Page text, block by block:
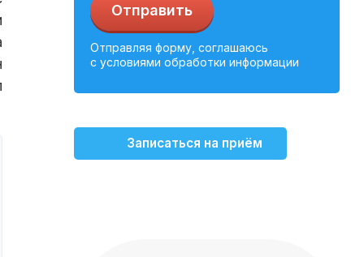
Отправить
Отправляя форму, соглашаюсь
с условиями обработки информации
Записаться на приём